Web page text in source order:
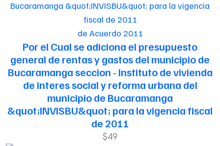
de Acuerdo 2011
Por el Cual se adiciona el presupuesto
general de rentas y gastos del municipio de
Bucaramanga seccion - Instituto de vivienda
de interes social y reforma urbana del
municipio de Bucaramanga
&quot;INVISBU&quot; para la vigencia fiscal
de 2011
$49